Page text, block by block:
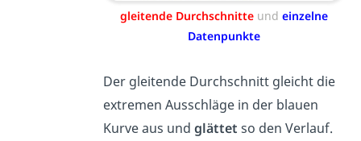
gleitende Durchschnitteund einzelne
Datenpunkte
Der gleitende Durchschnitt gleicht die
extremen Ausschläge in der blauen
Kurve aus und glättet so den Verlauf.